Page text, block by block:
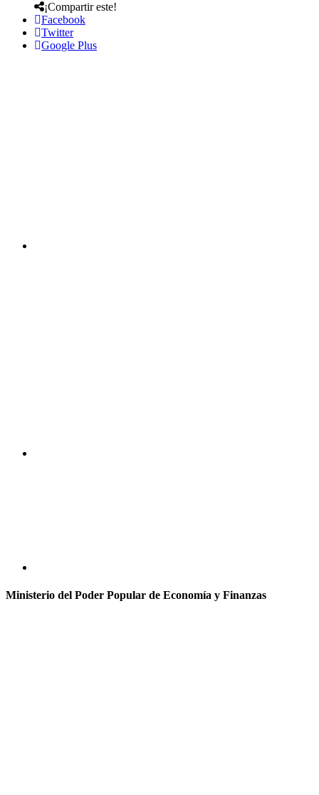
¡Compartir este!
Facebook
Twitter
Google Plus
Ministerio del Poder Popular de Economía y Finanzas